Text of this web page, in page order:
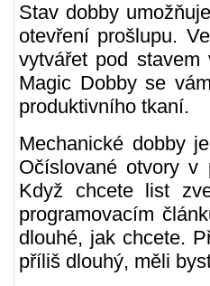
Stav dobby
otevření prošlupu.
vytvářet pod
Magic Dobby se
produktivního tkaní.
Mechanické dobby
Očíslované otvory v
Když chcete list
programovacím
dlouhé, jak chcete.
příliš dlouhý, měli